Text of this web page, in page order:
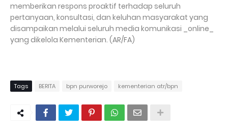
memberikan respons proaktif terhadap seluruh
pertanyaan, konsultasi, dan keluhan masyarakat yang
disampaikan melalui seluruh media komunikasi _online_
yang dikelola Kementerian. (AR/FA)
Tags BERITA bpn purworejo kementerian atr/bpn